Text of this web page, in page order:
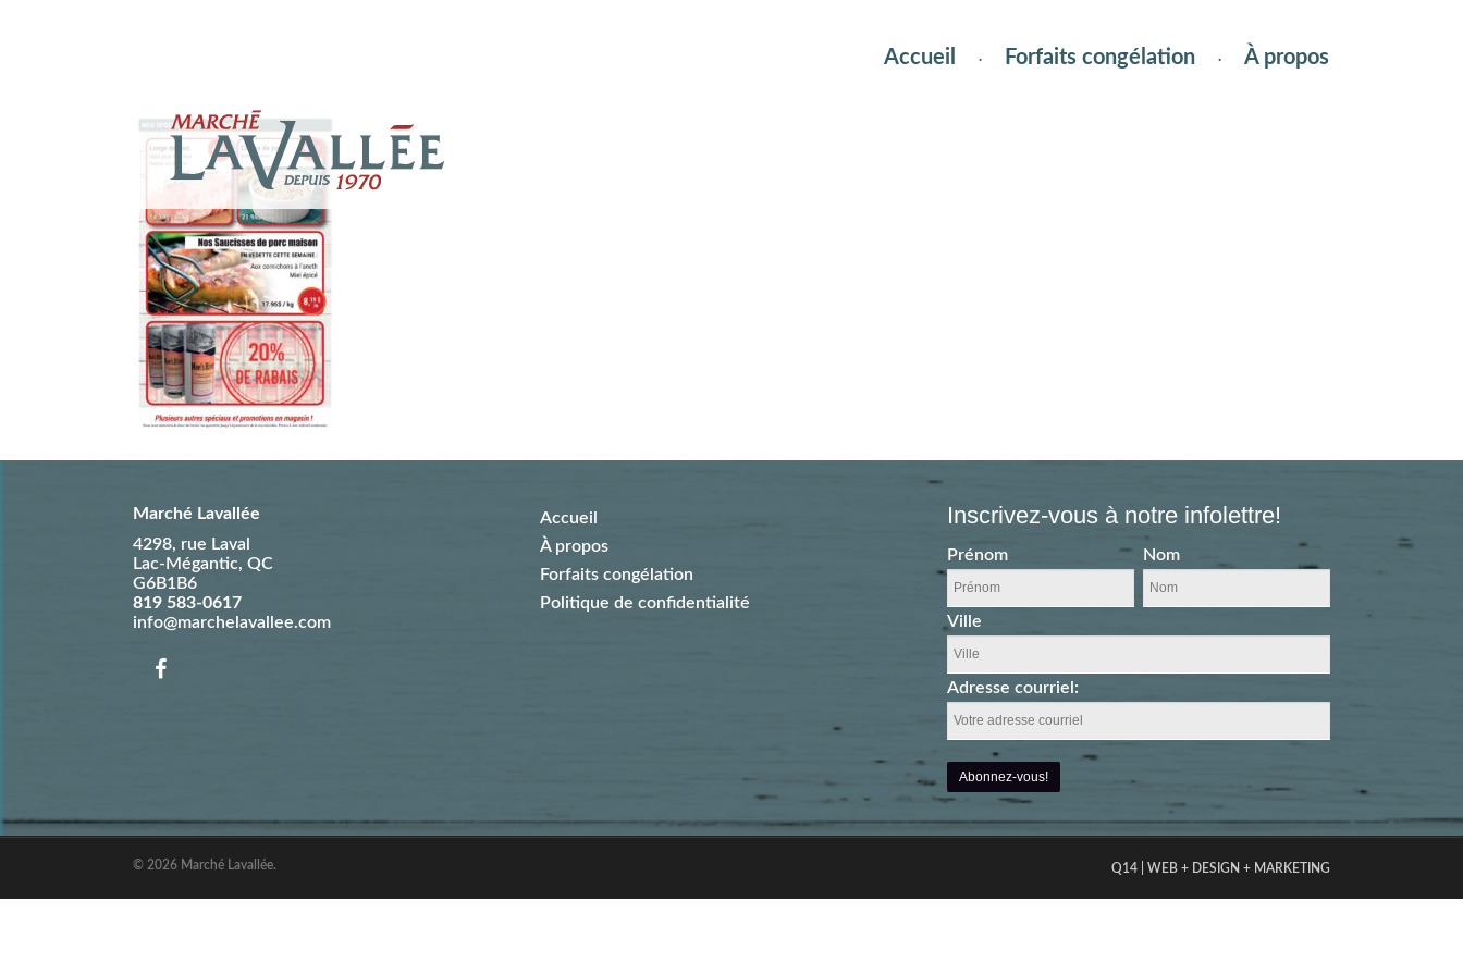
Accueil Forfaits congélation À propos
Marché Lavallée
4298, rue Laval
Lac-Mégantic, QC
G6B1B6
819 583-0617
info@marchelavallee.com
Accueil
À propos
Forfaits congélation
Politique de confidentialité
Inscrivez-vous à notre infolettre!
Prénom Nom
Ville
Adresse courriel:
© 2026 Marché Lavallée. Q14 | WEB + DESIGN + MARKETING